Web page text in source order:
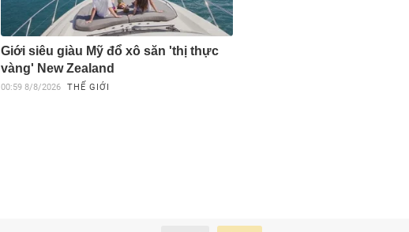
Giới siêu giàu Mỹ đổ xô săn 'thị thực
vàng' New Zealand
00:59 8/8/2026 THẾ GIỚI